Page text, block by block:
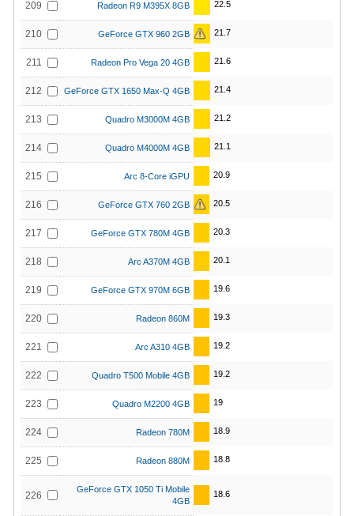
209 Radeon R9 M395X 8GB 22.5
210 GeForce GTX 960 2GB 21.7
211 Radeon Pro Vega 20 4GB 21.6
212 GeForce GTX 1650 Max-Q 4GB 21.4
213 Quadro M3000M 4GB 21.2
214 Quadro M4000M 4GB 21.1
215 Arc 8-Core iGPU 20.9
216 GeForce GTX 760 2GB 20.5
217 GeForce GTX 780M 4GB 20.3
218 Arc A370M 4GB 20.1
219 GeForce GTX 970M 6GB 19.6
220 Radeon 860M 19.3
221 Arc A310 4GB 19.2
222 Quadro T500 Mobile 4GB 19.2
223 Quadro M2200 4GB 19
224 Radeon 780M 18.9
225 Radeon 880M 18.8
226
GeForce GTX 1050 Ti Mobile
4GB
18.6